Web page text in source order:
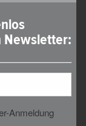
Newsletter:
Anmeldung